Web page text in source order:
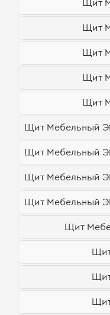
Щит
Щит
Щит
Щит
Щит
Щит Мебельный
Щит Мебельный
Щит Мебельный
Щит Мебельный
Щит